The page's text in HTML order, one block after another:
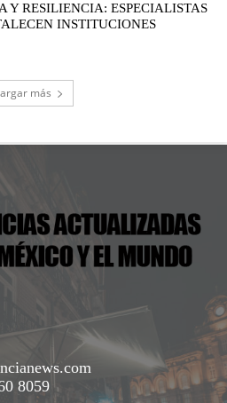
Y RESILIENCIA: ESPECIALISTAS
INSTITUCIONES
más
8059